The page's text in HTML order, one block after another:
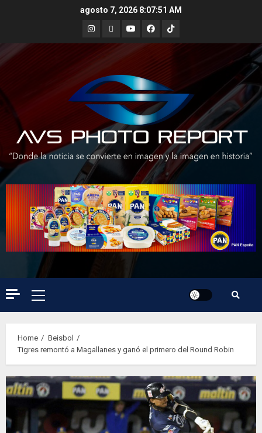
agosto 7, 2026 8:07:53 AM
Instagram
X YoutubeFacebook
TikTok
Primary
Menu
Home
Beisbol
Tigres remontó a Magallanes y ganó el primero del Round Robin